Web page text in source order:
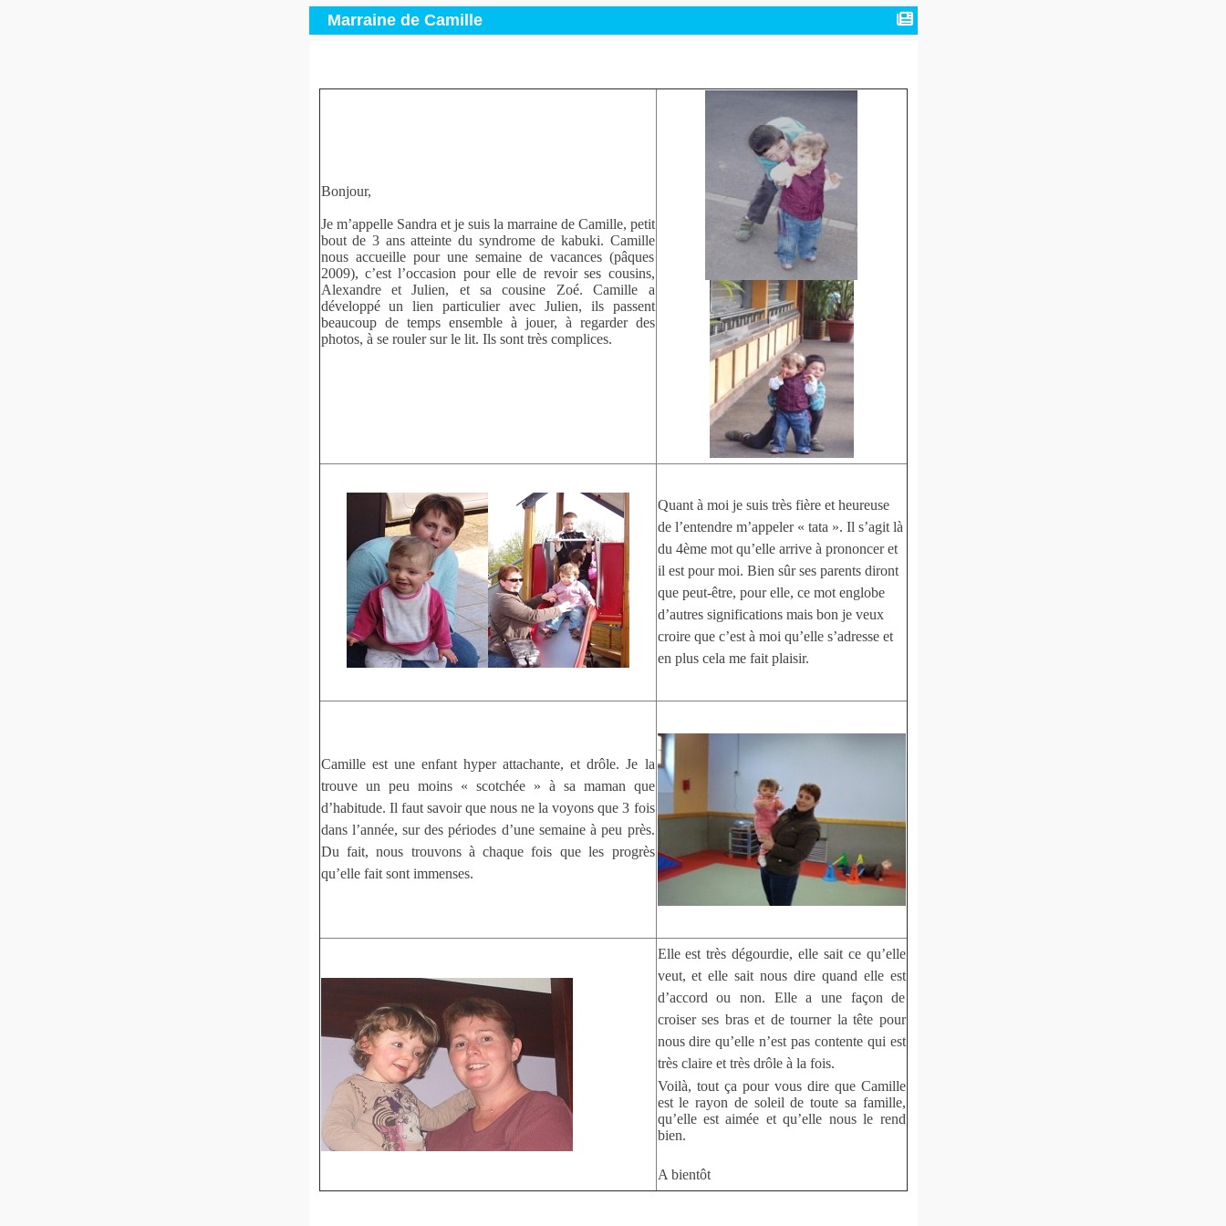
Marraine de Camille
Bonjour,
Je m’appelle Sandra et je suis la marraine de Camille, petit
bout de 3 ans atteinte du syndrome de kabuki. Camille
nous accueille pour une semaine de vacances (pâques
2009), c’est l’occasion pour elle de revoir ses cousins,
Alexandre et Julien, et sa cousine Zoé. Camille a
développé un lien particulier avec Julien, ils passent
beaucoup de temps ensemble à jouer, à regarder des
photos, à se rouler sur le lit. Ils sont très complices.
Quant à moi je suis très fière et heureuse
de l’entendre m’appeler « tata ». Il s’agit là
du 4ème mot qu’elle arrive à prononcer et
il est pour moi. Bien sûr ses parents diront
que peut-être, pour elle, ce mot englobe
d’autres significations mais bon je veux
croire que c’est à moi qu’elle s’adresse et
en plus cela me fait plaisir.
Camille est une enfant hyper attachante, et drôle. Je la
trouve un peu moins « scotchée » à sa maman que
d’habitude. Il faut savoir que nous ne la voyons que 3 fois
dans l’année, sur des périodes d’une semaine à peu près.
Du fait, nous trouvons à chaque fois que les progrès
qu’elle fait sont immenses.
Elle est très dégourdie, elle sait ce qu’elle
veut, et elle sait nous dire quand elle est
d’accord ou non. Elle a une façon de
croiser ses bras et de tourner la tête pour
nous dire qu’elle n’est pas contente qui est
très claire et très drôle à la fois.
Voilà, tout ça pour vous dire que Camille
est le rayon de soleil de toute sa famille,
qu’elle est aimée et qu’elle nous le rend
bien.
A bientôt